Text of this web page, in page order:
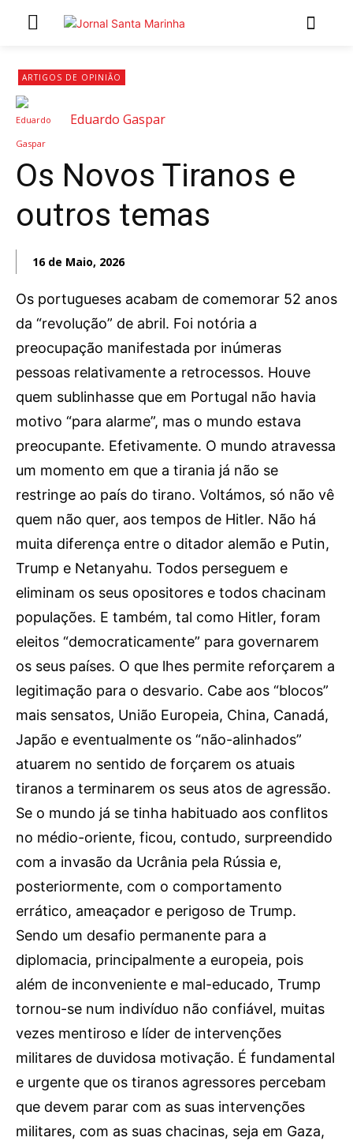
ÚLTIMAS NOTÍCIAS
ARTIGOS DE OPINIÃO
Secções
MARCHAS POPULARES DE SÃO JOÃO 2026
ATUALIDADE
REGIÃO
CULTURA E LAZER
SOCIEDADE
OCORRÊNCIAS
EMPRESAS E INOVAÇÃO
DESPORTO
JOVENS PENSADORES
SENENSES PELO MUNDO
EM FOCO
OPINIÃO DOS LEITORES
ANDANDO POR AÍ
COLUNISTAS do JSM
Assinaturas
Onde comprar o Jornal
Publicidade
Voz da Solidariedade
Seia em Números
AUTÁRQUICAS 2025 em Seia
Contactos
Tel. 238 310 090 (chamada para a rede fixa nacional)
E-mail: jornalsantamarinha@gmail.com
Facebook Instagram Youtube
Estatuto editorial Sobre o Jornal
Contactos
Ficha Técnica
ARTIGOS DE OPINIÃO
Eduardo Gaspar
Os Novos Tiranos e
outros temas
16 de Maio, 2026
Os portugueses acabam de comemorar 52 anos
da “revolução” de abril. Foi notória a
preocupação manifestada por inúmeras
pessoas relativamente a retrocessos. Houve
quem sublinhasse que em Portugal não havia
motivo “para alarme”, mas o mundo estava
preocupante. Efetivamente. O mundo atravessa
um momento em que a tirania já não se
restringe ao país do tirano. Voltámos, só não vê
quem não quer, aos tempos de Hitler. Não há
muita diferença entre o ditador alemão e Putin,
Trump e Netanyahu. Todos perseguem e
eliminam os seus opositores e todos chacinam
populações. E também, tal como Hitler, foram
eleitos “democraticamente” para governarem
os seus países. O que lhes permite reforçarem a
legitimação para o desvario. Cabe aos “blocos”
mais sensatos, União Europeia, China, Canadá,
Japão e eventualmente os “não-alinhados”
atuarem no sentido de forçarem os atuais
tiranos a terminarem os seus atos de agressão.
Se o mundo já se tinha habituado aos conflitos
no médio-oriente, ficou, contudo, surpreendido
com a invasão da Ucrânia pela Rússia e,
posteriormente, com o comportamento
errático, ameaçador e perigoso de Trump.
Sendo um desafio permanente para a
diplomacia, principalmente a europeia, pois
além de inconveniente e mal-educado, Trump
tornou-se num indivíduo não confiável, muitas
vezes mentiroso e líder de intervenções
militares de duvidosa motivação. É fundamental
e urgente que os tiranos agressores percebam
que devem parar com as suas intervenções
militares, com as suas chacinas, seja em Gaza,